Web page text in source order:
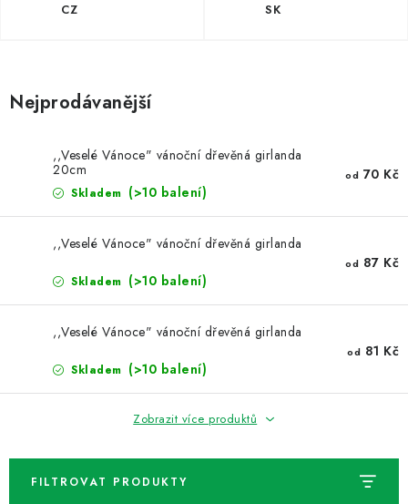
CZ SK
Nejprodávanější
,,Veselé Vánoce" vánoční dřevěná girlanda
20cm
Skladem (>10 balení)
od 70 Kč
,,Veselé Vánoce" vánoční dřevěná girlanda
Skladem (>10 balení)
od 87 Kč
,,Veselé Vánoce" vánoční dřevěná girlanda
Skladem (>10 balení)
od 81 Kč
Zobrazit více produktů
FILTROVAT PRODUKTY